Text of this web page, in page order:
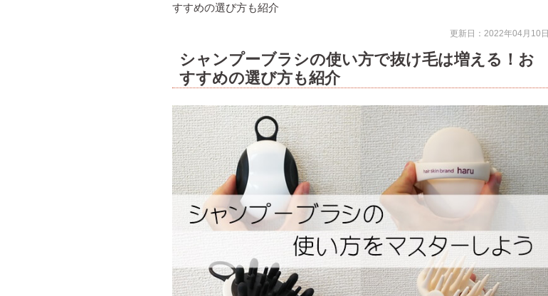
すすめの選び方も紹介
更新日：2022年04月10日
シャンプーブラシの使い方で抜け毛は増える！お
すすめの選び方も紹介